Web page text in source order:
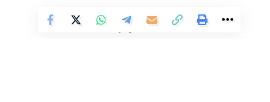
vekirin ev e, pêşveçûn pêşveçûn” hate daliqandin û wêneyên
Rêber Apo Abdullah Ocalan, Alî Haydar Kaytan û Riza Altûn
Vê Nûçeyê Bixwîne